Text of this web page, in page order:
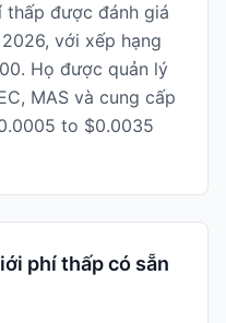
thấp được đánh giá
với xếp hạng
Họ được quản lý
MAS và cung cấp
to $0.0035
phí thấp có sẵn